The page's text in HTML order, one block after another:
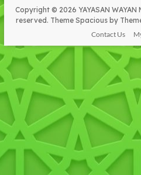
Copyright © 2026YAYASAN
reserved. ThemeSpacious by
Contact Us